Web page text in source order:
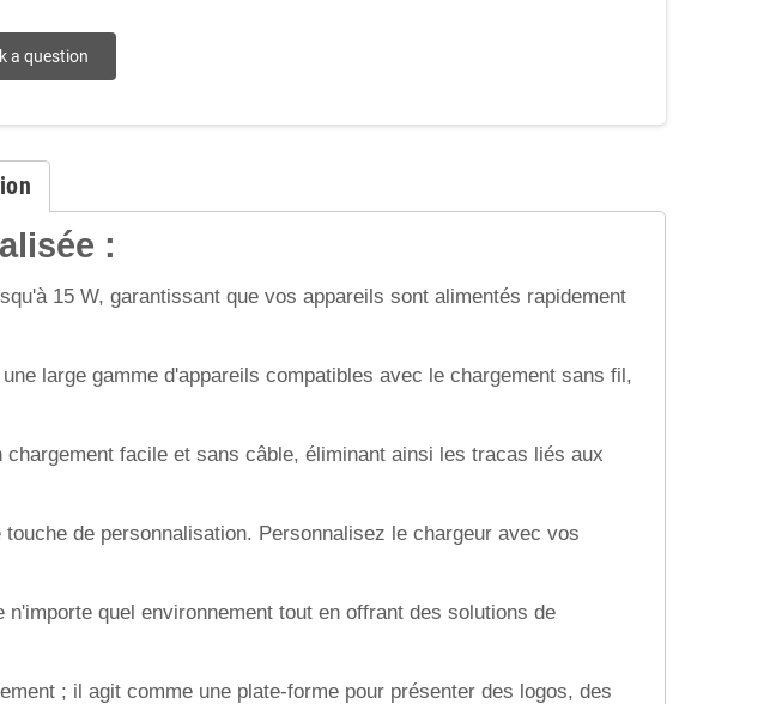
a question
:
15 W, garantissant que vos appareils sont alimentés rapidement
large gamme d'appareils compatibles avec le chargement sans fil,
facile et sans câble, éliminant ainsi les tracas liés aux
de personnalisation. Personnalisez le chargeur avec vos
quel environnement tout en offrant des solutions de
; il agit comme une plate-forme pour présenter des logos, des